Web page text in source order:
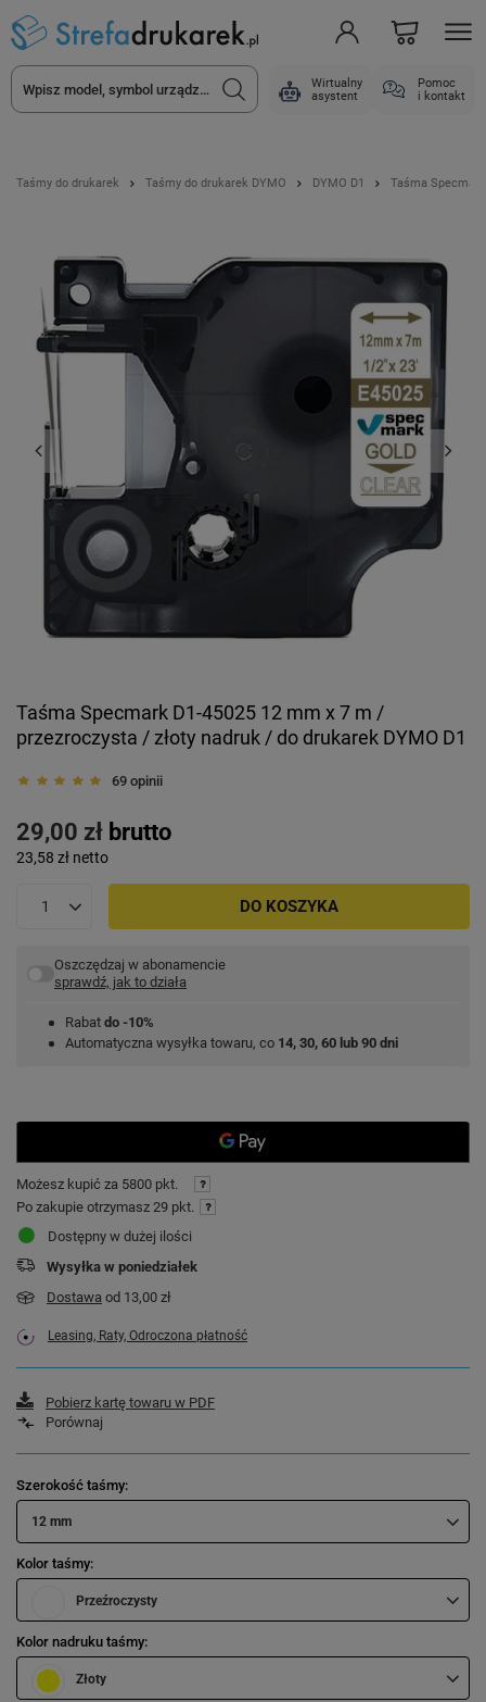
Wirtualny
asystent
Pomoc
i kontakt
Taśmy do drukarek Taśmy do drukarek DYMO DYMO D1 Taśma
Taśma Specmark D1-45025 12 mm x 7 m /
przezroczysta / złoty nadruk / do drukarek DYMO D1
69 opinii
29,00 zł brutto
23,58 zł netto
DO KOSZYKA
Oszczędzaj w abonamencie
sprawdź, jak to działa
Rabat do -10%
Automatyczna wysyłka towaru, co 14, 30, 60 lub 90 dni
Możesz kupić za 5800 pkt.
Po zakupie otrzymasz 29 pkt.
Dostępny w dużej ilości
Wysyłka w poniedziałek
Dostawa od 13,00 zł
Leasing, Raty, Odroczona płatność
Pobierz kartę towaru w PDF
Porównaj
Szerokość taśmy
12 mm
Kolor taśmy
Przeźroczysty
Kolor nadruku taśmy
Złoty